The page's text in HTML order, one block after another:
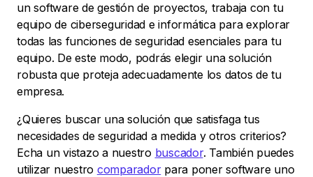
un software de gestión de proyectos, trabaja con tu
equipo de ciberseguridad e informática para explorar
todas las funciones de seguridad esenciales para tu
equipo. De este modo, podrás elegir una solución
robusta que proteja adecuadamente los datos de tu
empresa.
¿Quieres buscar una solución que satisfaga tus
necesidades de seguridad a medida y otros criterios?
Echa un vistazo a nuestro buscador. También puedes
utilizar nuestro comparadorpara poner software uno